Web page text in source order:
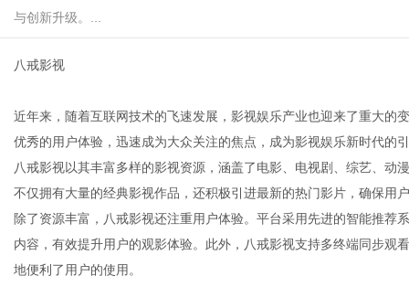
与创新升级。...
八戒影视
近年来，随着互联网技术的飞速发展，影视娱乐产业也迎来了重大的
优秀的用户体验，迅速成为大众关注的焦点，成为影视娱乐新时代的
八戒影视以其丰富多样的影视资源，涵盖了电影、电视剧、综艺、动
不仅拥有大量的经典影视作品，还积极引进最新的热门影片，确保用
除了资源丰富，八戒影视还注重用户体验。平台采用先进的智能推荐
内容，有效提升用户的观影体验。此外，八戒影视支持多终端同步观
地便利了用户的使用。